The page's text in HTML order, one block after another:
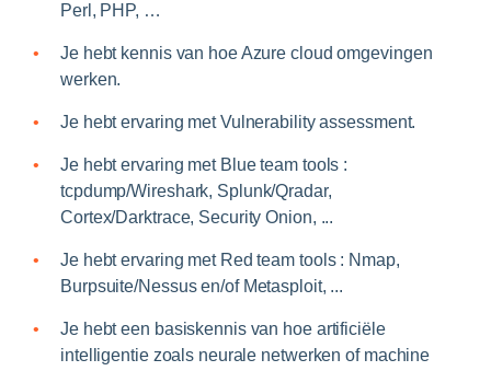
Perl, PHP, …
Je hebt kennis van hoe Azure cloud omgevingen
werken.
Je hebt ervaring met Vulnerability assessment.
Je hebt ervaring met Blue team tools :
tcpdump/Wireshark, Splunk/Qradar,
Cortex/Darktrace, Security Onion, ...
Je hebt ervaring met Red team tools : Nmap,
Burpsuite/Nessus en/of Metasploit, ...
Je hebt een basiskennis van hoe artificiële
intelligentie zoals neurale netwerken of machine